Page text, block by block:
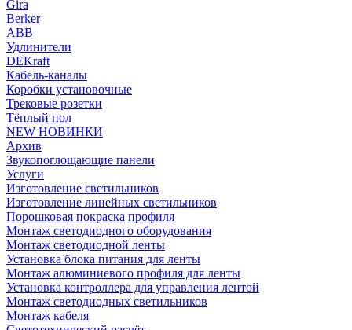
Gira
Berker
ABB
Удлинители
DEKraft
Кабель-каналы
Коробки установочные
Трековые розетки
Тёплый пол
NEW НОВИНКИ
Архив
Звукопоглощающие панели
Услуги
Изготовление светильников
Изготовление линейных светильников
Порошковая покраска профиля
Монтаж светодиодного оборудования
Монтаж светодиодной ленты
Установка блока питания для ленты
Монтаж алюминиевого профиля для ленты
Установка контроллера для управления лентой
Монтаж светодиодных светильников
Монтаж кабеля